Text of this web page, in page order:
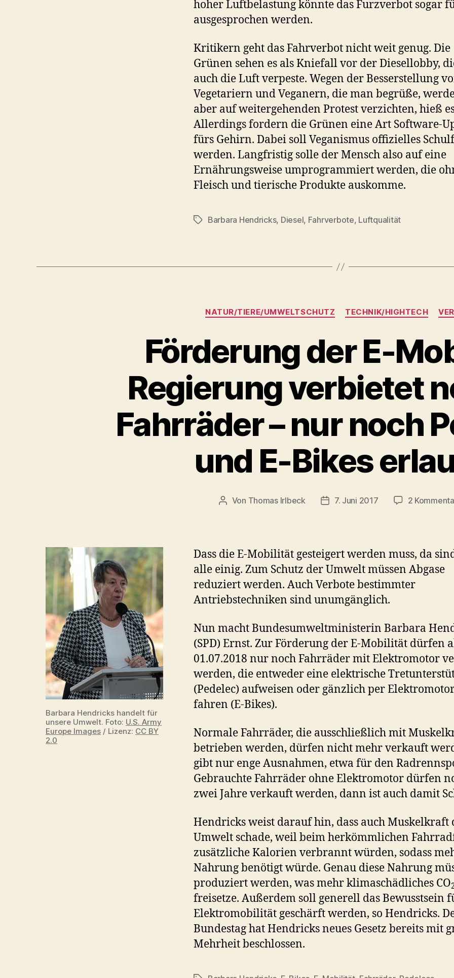
hoher Luftbelastung könnte das Furzverbot sogar
ausgesprochen werden.
Kritikern geht das Fahrverbot nicht weit genug. Die
Grünen sehen es als Kniefall vor der Diesellobby,
auch die Luft verpeste. Wegen der Besserstellung
Vegetariern und Veganern, die man begrüße,
aber auf weitergehenden Protest verzichten, hieß
Allerdings fordern die Grünen eine Art Software-
fürs Gehirn. Dabei soll Veganismus offizielles
werden. Langfristig solle der Mensch also auf eine
Ernährungsweise umprogrammiert werden, die
Fleisch und tierische Produkte auskomme.
Schlagwörter
Barbara Hendricks, Diesel, Fahrverbote, Luftqualität
Kategorien
NATUR/TIERE/UMWELTSCHUTZ TECHNIK/HIGHTECH
Förderung der E-
Regierung verbietet
Fahrräder – nur noch
und E-Bikes
Beitragsautor
Von Thomas Irlbeck Veröffentlichungsdatum
7. Juni 2017 2
Barbara Hendricks handelt für
unsere Umwelt. Foto: U.S. Army
Europe Images / Lizenz: CC BY
2.0
Dass die E-Mobilität gesteigert werden muss, da
alle einig. Zum Schutz der Umwelt müssen Abgase
reduziert werden. Auch Verbote bestimmter
Antriebstechniken sind unumgänglich.
Nun macht Bundesumweltministerin Barbara
(SPD) Ernst. Zur Förderung der E-Mobilität dürfen
01.07.2018 nur noch Fahrräder mit Elektromotor
werden, die entweder eine elektrische
(Pedelec) aufweisen oder gänzlich per
fahren (E-Bikes).
Normale Fahrräder, die ausschließlich mit
betrieben werden, dürfen nicht mehr verkauft
gibt nur enge Ausnahmen, etwa für den
Gebrauchte Fahrräder ohne Elektromotor dürfen
zwei Jahre verkauft werden, dann ist auch damit
Hendricks weist darauf hin, dass auch Muskelkraft
Umwelt schade, weil beim herkömmlichen
zusätzliche Kalorien verbrannt würden, sodass
Nahrung benötigt würde. Genau diese Nahrung
produziert werden, was mehr klimaschädliches CO
freisetze. Außerdem soll generell das Bewusstsein
Elektromobilität geschärft werden, so Hendricks.
Bundestag hat Hendricks neues Gesetz bereits mit
Mehrheit beschlossen.